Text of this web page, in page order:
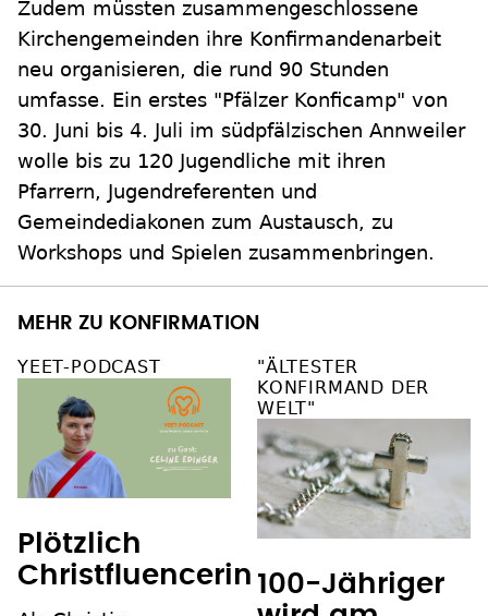
Zudem müssten zusammengeschlossene
Kirchengemeinden ihre Konfirmandenarbeit
neu organisieren, die rund 90 Stunden
umfasse. Ein erstes "Pfälzer Konficamp" von
30. Juni bis 4. Juli im südpfälzischen Annweiler
wolle bis zu 120 Jugendliche mit ihren
Pfarrern, Jugendreferenten und
Gemeindediakonen zum Austausch, zu
Workshops und Spielen zusammenbringen.
MEHR ZU KONFIRMATION
YEET-PODCAST
Plötzlich
Christfluencerin
"ÄLTESTER
KONFIRMAND DER
WELT"
100-Jähriger